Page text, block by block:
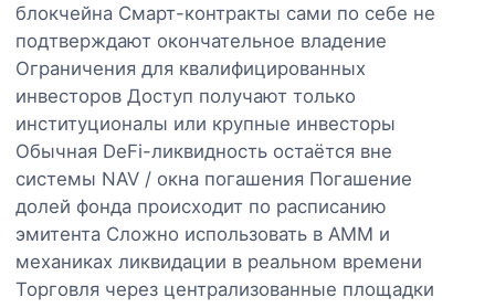
блокчейна Смарт-контракты сами по себе не
подтверждают окончательное владение
Ограничения для квалифицированных
инвесторов Доступ получают только
институционалы или крупные инвесторы
Обычная DeFi-ликвидность остаётся вне
системы NAV / окна погашения Погашение
долей фонда происходит по расписанию
эмитента Сложно использовать в AMM и
механиках ликвидации в реальном времени
Торговля через централизованные площадки